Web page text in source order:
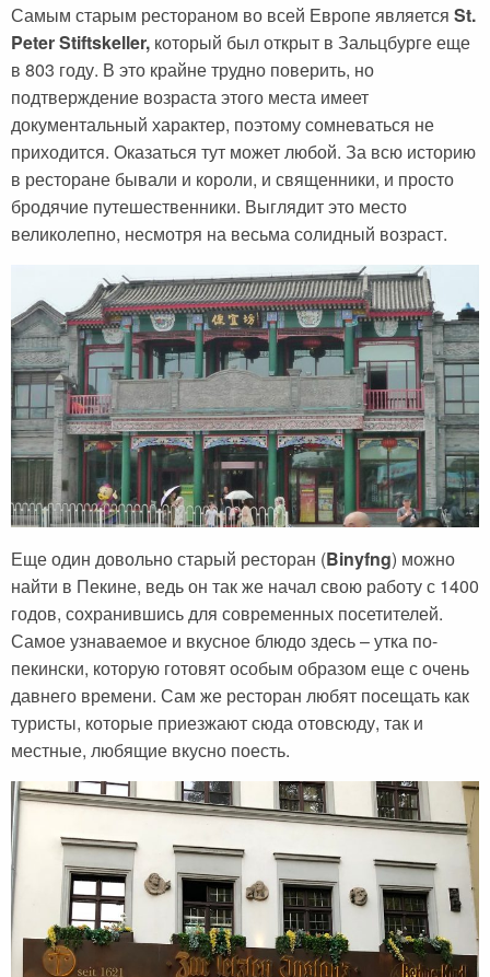
Самым старым рестораном во всей Европе является St.
Peter Stiftskeller, который был открыт в Зальцбурге еще
в 803 году. В это крайне трудно поверить, но
подтверждение возраста этого места имеет
документальный характер, поэтому сомневаться не
приходится. Оказаться тут может любой. За всю историю
в ресторане бывали и короли, и священники, и просто
бродячие путешественники. Выглядит это место
великолепно, несмотря на весьма солидный возраст.
Еще один довольно старый ресторан (Binyfng) можно
найти в Пекине, ведь он так же начал свою работу с 1400
годов, сохранившись для современных посетителей.
Самое узнаваемое и вкусное блюдо здесь – утка по-
пекински, которую готовят особым образом еще с очень
давнего времени. Сам же ресторан любят посещать как
туристы, которые приезжают сюда отовсюду, так и
местные, любящие вкусно поесть.